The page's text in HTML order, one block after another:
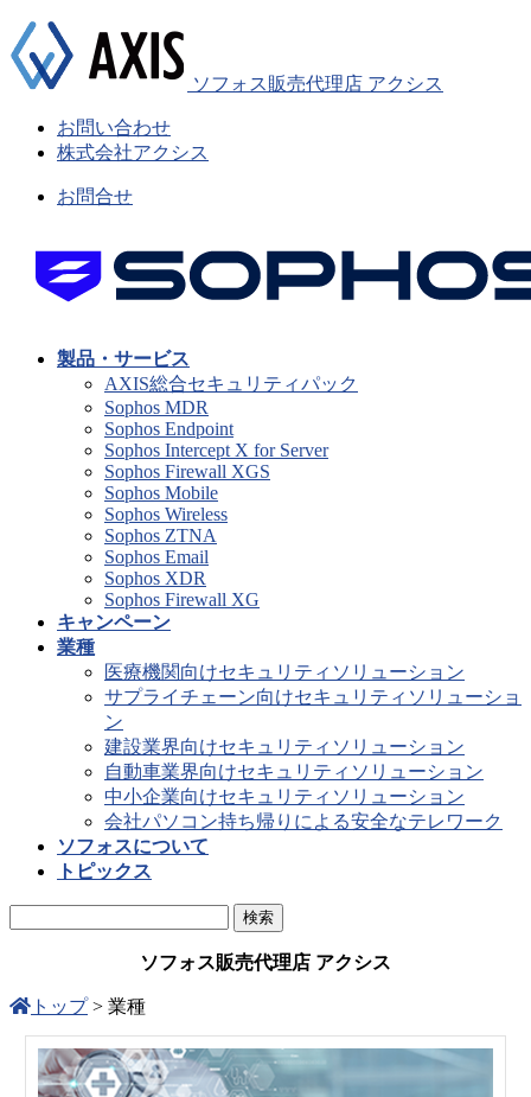
ソフォス販売代理店 アクシス
お問い合わせ
株式会社アクシス
お問合せ
製品・サービス
AXIS総合セキュリティパック
Sophos MDR
Sophos Endpoint
Sophos Intercept X for Server
Sophos Firewall XGS
Sophos Mobile
Sophos Wireless
Sophos ZTNA
Sophos Email
Sophos XDR
Sophos Firewall XG
キャンペーン
業種
医療機関向けセキュリティソリューション
サプライチェーン向けセキュリティソリューショ
ン
建設業界向けセキュリティソリューション
自動車業界向けセキュリティソリューション
中小企業向けセキュリティソリューション
会社パソコン持ち帰りによる安全なテレワーク
ソフォスについて
トピックス
ソフォス販売代理店 アクシス
トップ> 業種